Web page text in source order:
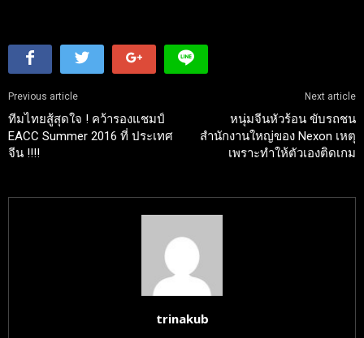
Previous article
ทีมไทยสู้สุดใจ ! คว้ารองแชมป์
EACC Summer 2016 ที่ ประเทศ
จีน !!!!
Next article
หนุ่มจีนหัวร้อน ขับรถชน
สำนักงานใหญ่ของ Nexon เหตุ
เพราะทำให้ตัวเองติดเกม
trinakub